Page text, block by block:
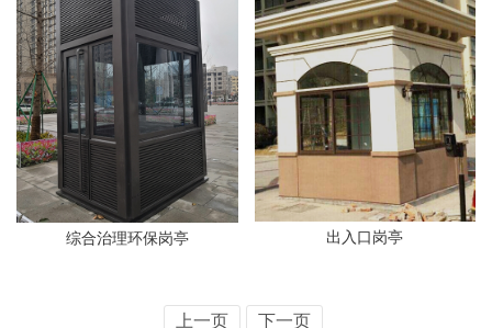
综合治理环保岗亭 出入口岗亭
上一页 下一页